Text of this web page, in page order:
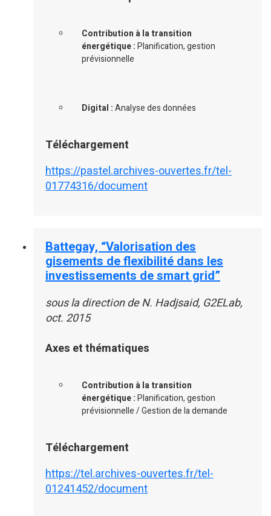
Contribution à la transition
énergétique :Planification, gestion
prévisionnelle
Digital :Analyse des données
Téléchargement
https://pastel.archives-ouvertes.fr/tel-
01774316/document
Battegay, “Valorisation des
gisements de flexibilité dans les
investissements de smart grid”
sous la direction de N. Hadjsaid, G2ELab,
oct. 2015
Axes et thématiques
Contribution à la transition
énergétique :Planification, gestion
prévisionnelle / Gestion de la demande
Téléchargement
https://tel.archives-ouvertes.fr/tel-
01241452/document